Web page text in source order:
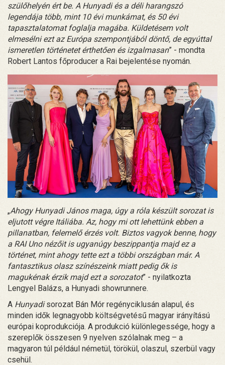
szülőhelyén ért be. A Hunyadi és a déli harangszó
legendája több, mint 10 évi munkámat, és 50 évi
tapasztalatomat foglalja magába. Küldetésem volt
elmesélni ezt az Európa szempontjából döntő, de egyúttal
ismeretlen történetet érthetően és izgalmasan” - mondta
Robert Lantos főproducer a Rai bejelentése nyomán.
„Ahogy Hunyadi János maga, úgy a róla készült sorozat is
eljutott végre Itáliába. Az, hogy mi ott lehettünk ebben a
pillanatban, felemelő érzés volt. Biztos vagyok benne, hogy
a RAI Uno nézőit is ugyanúgy beszippantja majd ez a
történet, mint ahogy tette ezt a többi országban már. A
fantasztikus olasz színészeink miatt pedig ők is
magukénak érzik majd ezt a sorozatot” - nyilatkozta
Lengyel Balázs, a Hunyadi showrunnere.
A Hunyadisorozat Bán Mór regényciklusán alapul, és
minden idők legnagyobb költségvetésű magyar irányítású
európai koprodukciója. A produkció különlegessége, hogy a
szereplők összesen 9 nyelven szólalnak meg – a
magyaron túl például németül, törökül, olaszul, szerbül vagy
csehül.